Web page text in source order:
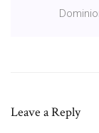
Leave a Reply